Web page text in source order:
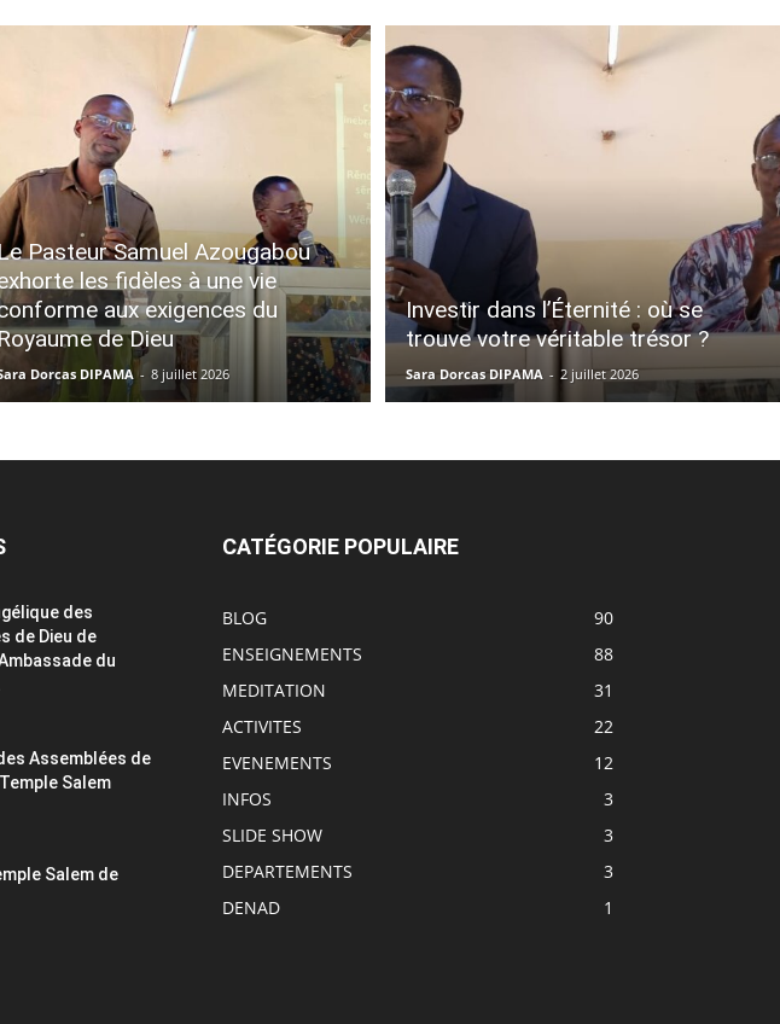
Pasteur Samuel Azougabou
les fidèles à une vie
aux exigences du
de Dieu
Dorcas DIPAMA - 8 juillet 2026
Investir dans l’Éternité : où se
trouve votre véritable trésor ?
Sara Dorcas DIPAMA - 2 juillet 2026
des
de Dieu de
du
Assemblées de
Salem
Salem de
CATÉGORIE POPULAIRE
BLOG
90
ENSEIGNEMENTS
88
MEDITATION
31
ACTIVITES
22
EVENEMENTS
12
INFOS
3
SLIDE SHOW
3
DEPARTEMENTS
3
DENAD
1